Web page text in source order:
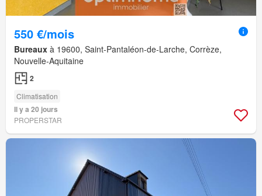
550 €/mois
Bureaux à 19600, Saint-Pantaléon-de-Larche, Corrèze,
Nouvelle-Aquitaine
2
Climatisation
Il y a 20 jours
PROPERSTAR